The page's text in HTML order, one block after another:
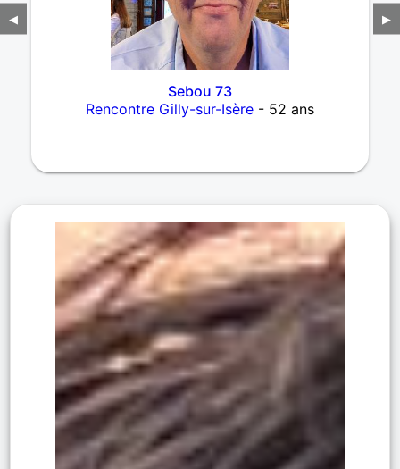
◀
Sebou 73
Rencontre Gilly-sur-Isère - 52 ans
▶